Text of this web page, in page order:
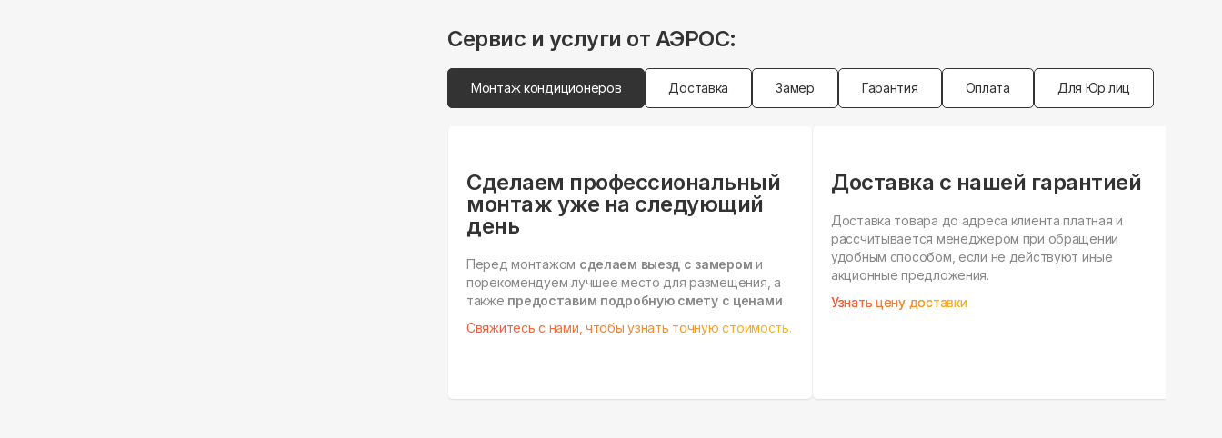
Сервис и услуги от АЭРОС:
Монтаж кондиционеров Доставка Замер Гарантия Оплата Для Юр.лиц
Сделаем профессиональный
монтаж уже на следующий
день
Перед монтажом сделаем выезд с замером и
порекомендуем лучшее место для размещения, а
также предоставим подробную смету с ценами
Свяжитесь с нами, чтобы узнать точную стоимость.
Доставка с нашей гарантией
Доставка товара до адреса клиента платная и
рассчитывается менеджером при обращении
удобным способом, если не действуют иные
акционные предложения.
Узнать цену доставки